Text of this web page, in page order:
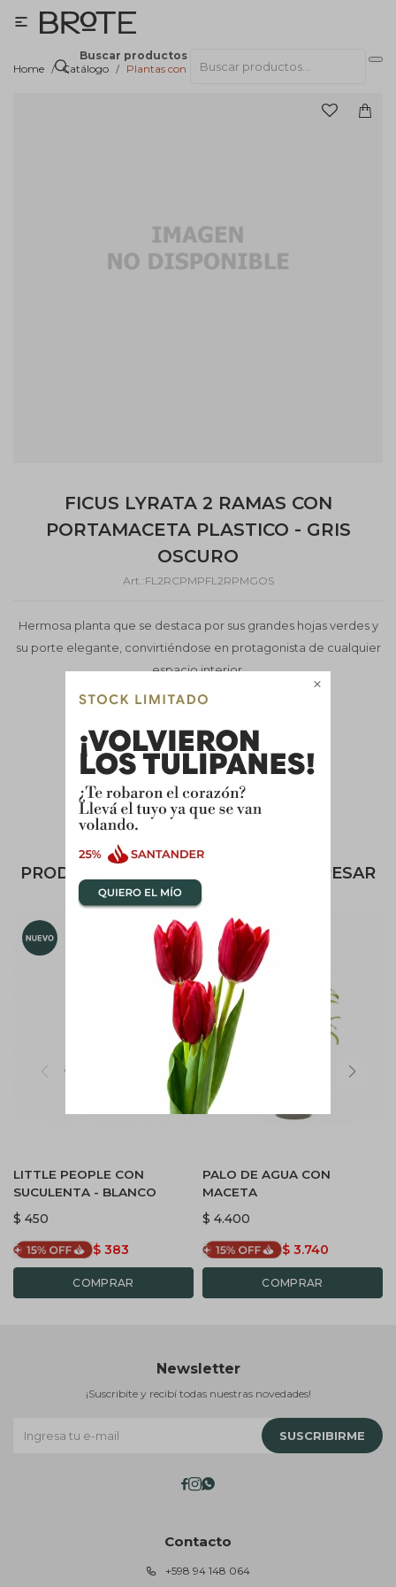

Buscar productos

Home Catálogo Plantas con macetas
FICUS LYRATA 2 RAMAS CON
PORTAMACETA PLASTICO - GRIS
OSCURO
FL2RCPMPFL2RPMGOS
Hermosa planta que se destaca por sus grandes hojas verdes y
su porte elegante, convirtiéndose en protagonista de cualquier
espacio interior.
Altura aprox. 60 cm.
Este artículo está agotado.
PRODUCTOS QUE TE PUEDEN INTERESAR
LITTLE PEOPLE CON
SUCULENTA - BLANCO
$ 450
$ 383
PALO DE AGUA CON
MACETA
$ 4.400
$ 3.740
Contacto
+598 94 148 064
Newsletter
¡Suscribite y recibí todas nuestras novedades!
SUSCRIBIRME
